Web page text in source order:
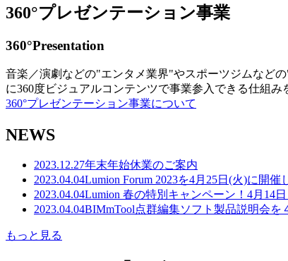
360°プレゼンテーション事業
360°Presentation
音楽／演劇などの"エンタメ業界"やスポーツジムなど
に360度ビジュアルコンテンツで事業参入できる仕組み
360°プレゼンテーション事業について
NEWS
2023.12.27年末年始休業のご案内
2023.04.04Lumion Forum 2023を4月25日(火)に開催
2023.04.04Lumion 春の特別キャンペーン！4月14
2023.04.04BIMmTool点群編集ソフト製品説明会を
もっと見る